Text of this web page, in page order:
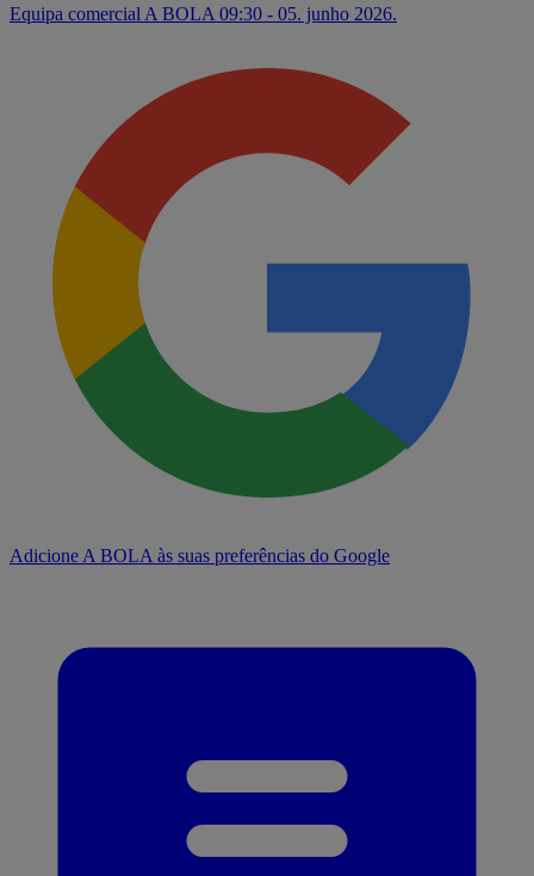
Equipa comercial A BOLA 09:30 - 05. junho 2026.
Adicione A BOLA às suas preferências do Google